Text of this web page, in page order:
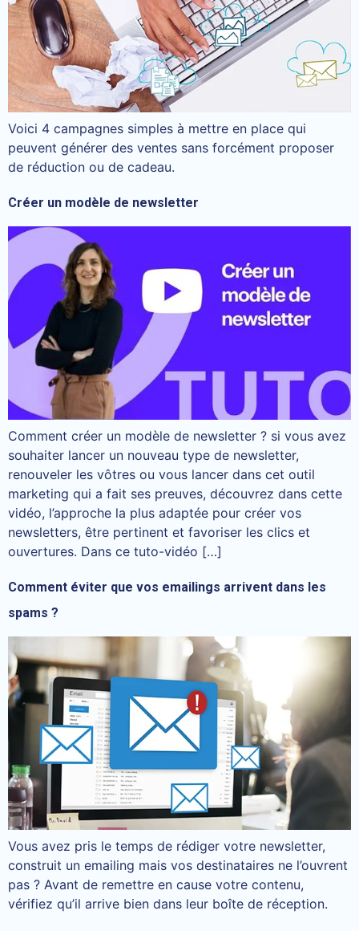
Voici 4 campagnes simples à mettre en place qui
peuvent générer des ventes sans forcément proposer
de réduction ou de cadeau.
Créer un modèle de newsletter
Comment créer un modèle de newsletter ? si vous avez
souhaiter lancer un nouveau type de newsletter,
renouveler les vôtres ou vous lancer dans cet outil
marketing qui a fait ses preuves, découvrez dans cette
vidéo, l’approche la plus adaptée pour créer vos
newsletters, être pertinent et favoriser les clics et
ouvertures. Dans ce tuto-vidéo […]
Comment éviter que vos emailings arrivent dans les
spams ?
Vous avez pris le temps de rédiger votre newsletter,
construit un emailing mais vos destinataires ne l’ouvrent
pas ? Avant de remettre en cause votre contenu,
vérifiez qu’il arrive bien dans leur boîte de réception.